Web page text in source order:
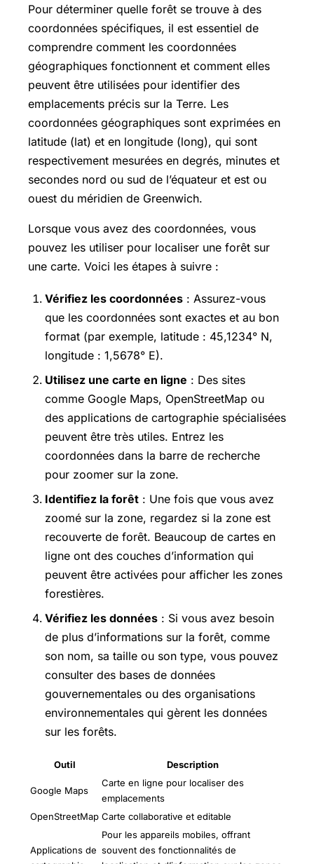
Pour déterminer quelle forêt se trouve à des
coordonnées spécifiques, il est essentiel de
comprendre comment les coordonnées
géographiques fonctionnent et comment elles
peuvent être utilisées pour identifier des
emplacements précis sur la Terre. Les
coordonnées géographiques sont exprimées en
latitude (lat) et en longitude (long), qui sont
respectivement mesurées en degrés, minutes et
secondes nord ou sud de l’équateur et est ou
ouest du méridien de Greenwich.
Lorsque vous avez des coordonnées, vous
pouvez les utiliser pour localiser une forêt sur
une carte. Voici les étapes à suivre :
Vérifiez les coordonnées : Assurez-vous
que les coordonnées sont exactes et au bon
format (par exemple, latitude : 45,1234° N,
longitude : 1,5678° E).
Utilisez une carte en ligne : Des sites
comme Google Maps, OpenStreetMap ou
des applications de cartographie spécialisées
peuvent être très utiles. Entrez les
coordonnées dans la barre de recherche
pour zoomer sur la zone.
Identifiez la forêt : Une fois que vous avez
zoomé sur la zone, regardez si la zone est
recouverte de forêt. Beaucoup de cartes en
ligne ont des couches d’information qui
peuvent être activées pour afficher les zones
forestières.
Vérifiez les données : Si vous avez besoin
de plus d’informations sur la forêt, comme
son nom, sa taille ou son type, vous pouvez
consulter des bases de données
gouvernementales ou des organisations
environnementales qui gèrent les données
sur les forêts.
Outil Description
Google Maps
Carte en ligne pour localiser des
emplacements
OpenStreetMap Carte collaborative et editable
Applications de
Pour les appareils mobiles, offrant
souvent des fonctionnalités de